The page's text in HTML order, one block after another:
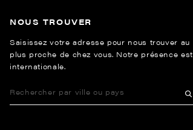
NOUS TROUVER
Saisissez votre adresse pour nous trouver au
plus proche de chez vous. Notre présence est
internationale.